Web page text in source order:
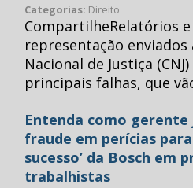
Categorias: Direito
CompartilheRelatórios
representação enviados
Nacional de Justiça
principais falhas, que
Entenda como
fraude em perícias
sucesso’ da Bosch em
trabalhistas